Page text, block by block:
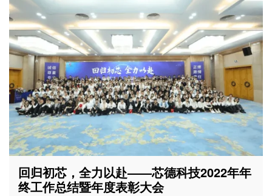
回归初芯，全力以赴——芯德科技2022年年
终工作总结暨年度表彰大会